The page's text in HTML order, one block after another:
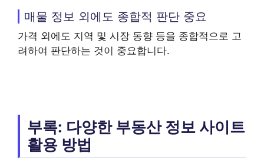
매물 정보 외에도 종합적 판단 중요
가격 외에도 지역 및 시장 동향 등을 종합적으로 고
려하여 판단하는 것이 중요합니다.
부록: 다양한 부동산 정보 사이트
활용 방법